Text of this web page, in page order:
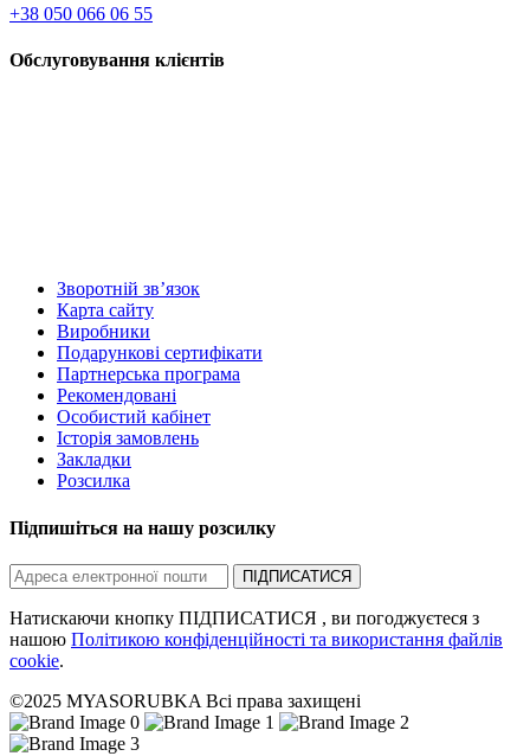
+38 050 066 06 55
Обслуговування клієнтів
Зворотній зв’язок
Карта сайту
Виробники
Подарункові сертифікати
Партнерська програма
Рекомендовані
Особистий кабінет
Історія замовлень
Закладки
Розсилка
Підпишіться на нашу розсилку
ПІДПИСАТИСЯ
Натискаючи кнопку ПІДПИСАТИСЯ , ви погоджуєтеся з
нашою Політикою конфіденційності та використання файлів
cookie.
©2025 MYASORUBKA Всі права захищені